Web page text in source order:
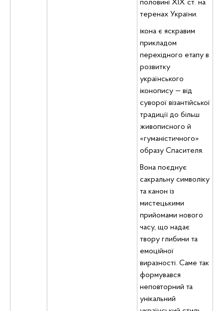
половині XIX ст. на
теренах України.
ікона є яскравим
прикладом
перехідного етапу в
розвитку
українського
іконопису — від
суворої візантійської
традиції до більш
живописного й
«гуманістичного»
образу Спасителя.
Вона поєднує
сакральну символіку
та канон із
мистецькими
прийомами нового
часу, що надає
твору глибини та
емоційної
виразності. Саме так
формувався
неповторний та
унікальний